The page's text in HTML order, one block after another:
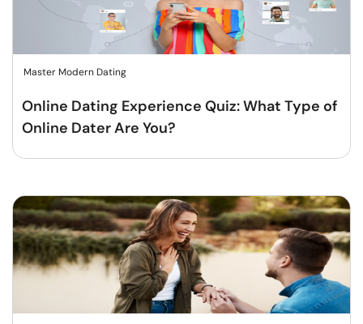
Master Modern Dating
Online Dating Experience Quiz: What Type of
Online Dater Are You?